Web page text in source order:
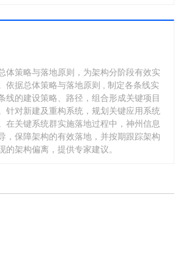
体策略与落地原则，为架构分阶段有效实
依据总体策略与落地原则 , 制定各条线实
线的建设策略、路径，组合形成关键项目
针对新建及重构系统，规划关键应用系统
在关键系统群实施落地过程中，神州信息
，保障架构的有效落地，并按期跟踪架构
的架构偏离，提供专家建议。